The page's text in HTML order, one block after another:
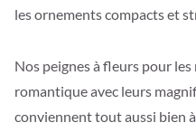
les ornements compacts et
Nos peignes à fleurs pour
romantique avec leurs
conviennent tout aussi bien